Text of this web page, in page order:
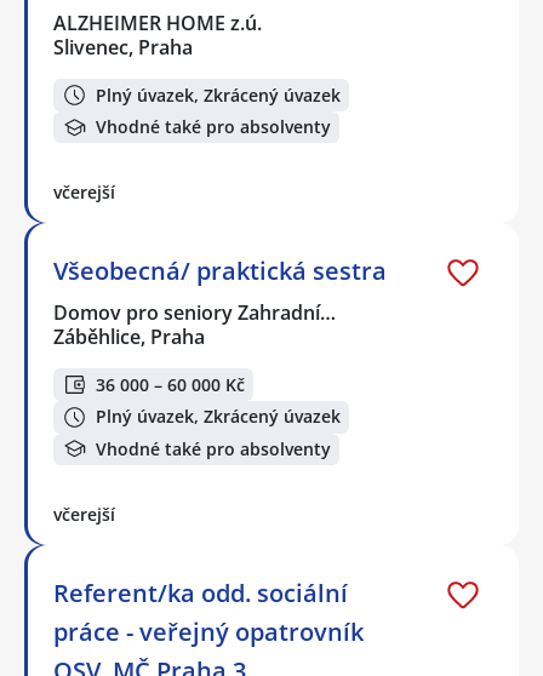
ALZHEIMER HOME z.ú.
Slivenec, Praha
Plný úvazek, Zkrácený úvazek
Vhodné také pro absolventy
včerejší
Všeobecná/ praktická sestra
Domov pro seniory Zahradní…
Záběhlice, Praha
36 000 – 60 000 Kč
Plný úvazek, Zkrácený úvazek
Vhodné také pro absolventy
včerejší
Referent/ka odd. sociální
práce - veřejný opatrovník